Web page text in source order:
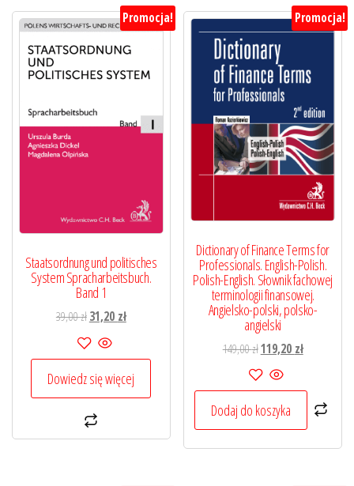
Promocja!
Staatsordnung und politisches
System Spracharbeitsbuch.
Band 1
39,00złPierwotna
cena
wynosiła:
39,00 zł.
31,20 złAktualna
31,20 zł.
Dowiedz się więcej
Promocja!
Dictionary of Finance Terms for
Professionals. English-Polish.
Polish-English. Słownik fachowej
terminologii finansowej.
Angielsko-polski, polsko-
angielski
149,00złPierwotna
cena
wynosiła:
149,00 zł.
119,20 złAktualna
119,20 zł.
Dodaj do koszyka